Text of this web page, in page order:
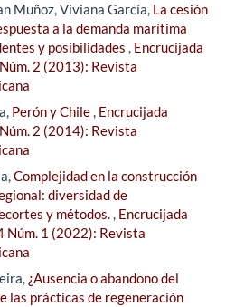
Muñoz, Viviana García, La cesión
a la demanda marítima
y posibilidades , Encrucijada
2 (2013): Revista
Perón y Chile, Encrucijada
2 (2014): Revista
Complejidad en la construcción
diversidad de
y métodos., Encrucijada
Núm. 1 (2022): Revista
¿Ausencia o abandono del
las prácticas de regeneración